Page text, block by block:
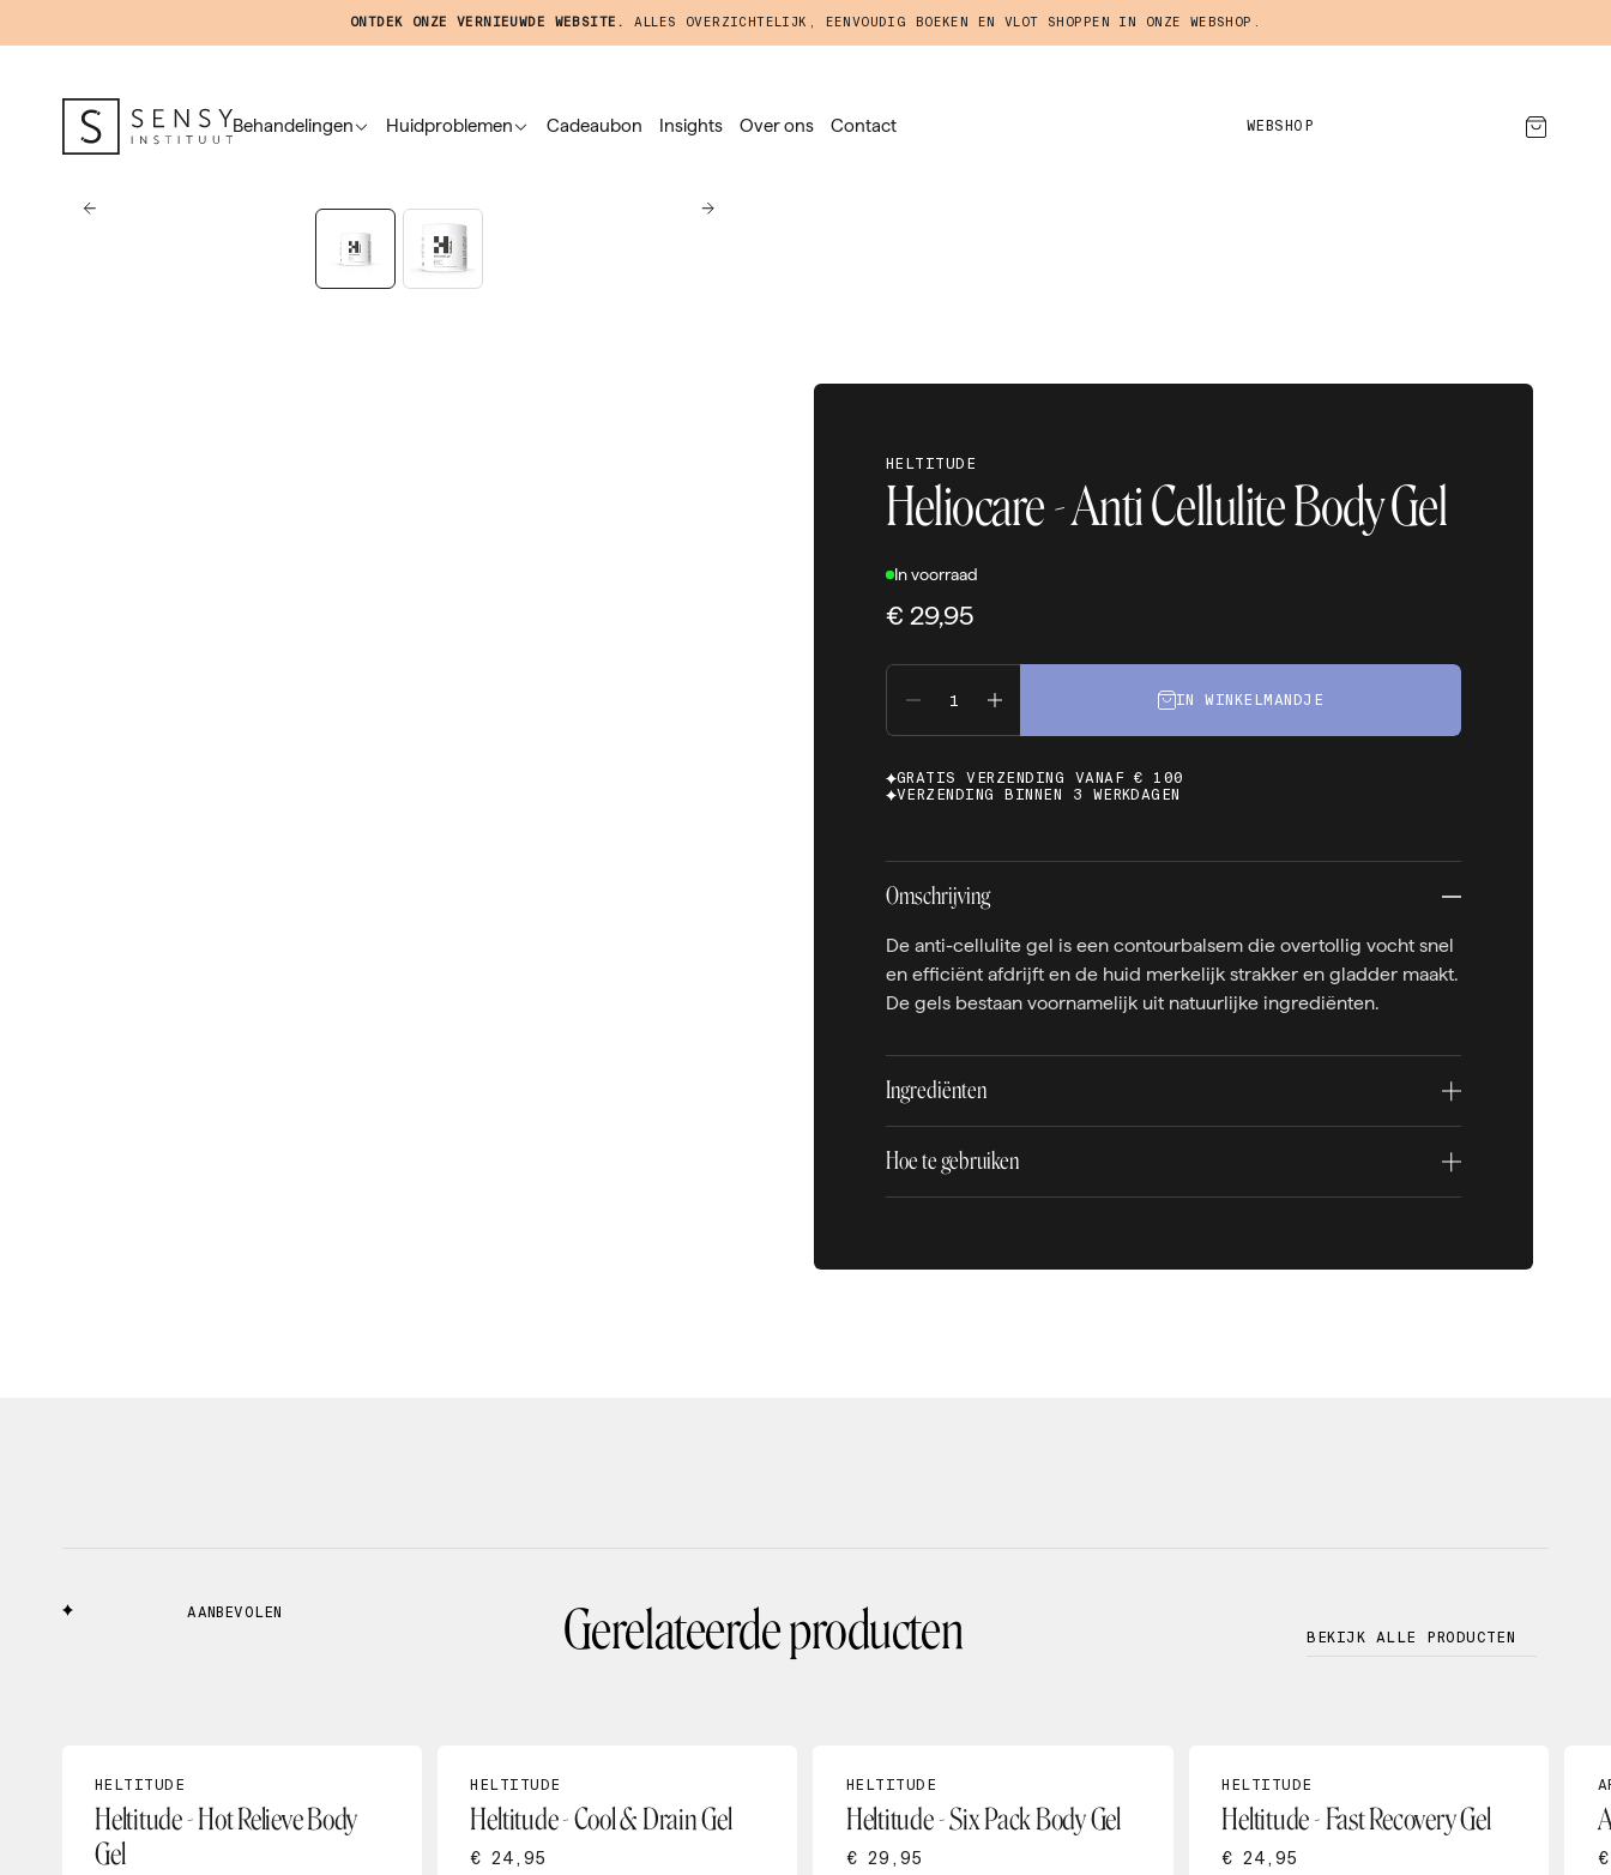
ONTDEK ONZE VERNIEUWDE WEBSITE. ALLES OVERZICHTELIJK, EENVOUDIG BOEKEN EN VLOT SHOPPEN IN ONZE WEBSHOP.
Behandelingen Huidproblemen Cadeaubon Insights Over ons Contact WEBSHOP
HELTITUDE
Heliocare - Anti Cellulite Body Gel
In voorraad
€ 29,95
IN WINKELMANDJE
GRATIS VERZENDING VANAF € 100
VERZENDING BINNEN 3 WERKDAGEN
Omschrijving
De anti-cellulite gel is een contourbalsem die overtollig vocht snel
en efficiënt afdrijft en de huid merkelijk strakker en gladder maakt.
De gels bestaan voornamelijk uit natuurlijke ingrediënten.
Ingrediënten
Hoe te gebruiken
AANBEVOLEN Gerelateerde producten BEKIJK ALLE PRODUCTEN
HELTITUDE
Heltitude - Hot Relieve Body
Gel
HELTITUDE
Heltitude - Cool & Drain Gel
€ 24,95
HELTITUDE
Heltitude - Six Pack Body Gel
€ 29,95
HELTITUDE
Heltitude - Fast Recovery Gel
€ 24,95